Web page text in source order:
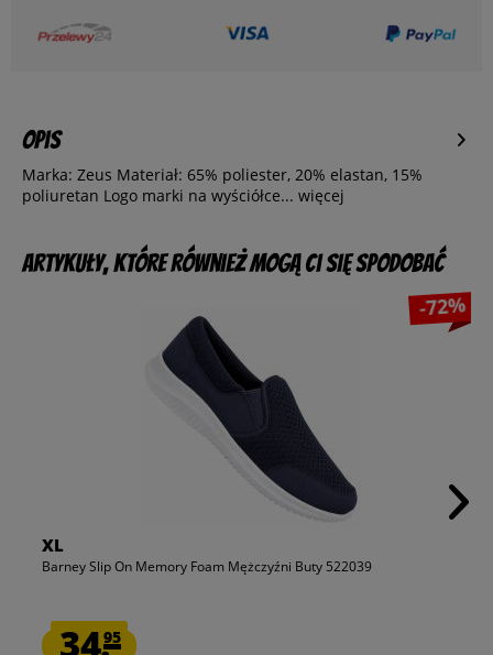
Opis
Marka: Zeus Materiał: 65% poliester, 20% elastan, 15%
poliuretan Logo marki na wyściółce... więcej
Artykuły, które również mogą Ci się spodobać
-72%
XL
Barney Slip On Memory Foam Mężczyźni Buty 522039
34.95